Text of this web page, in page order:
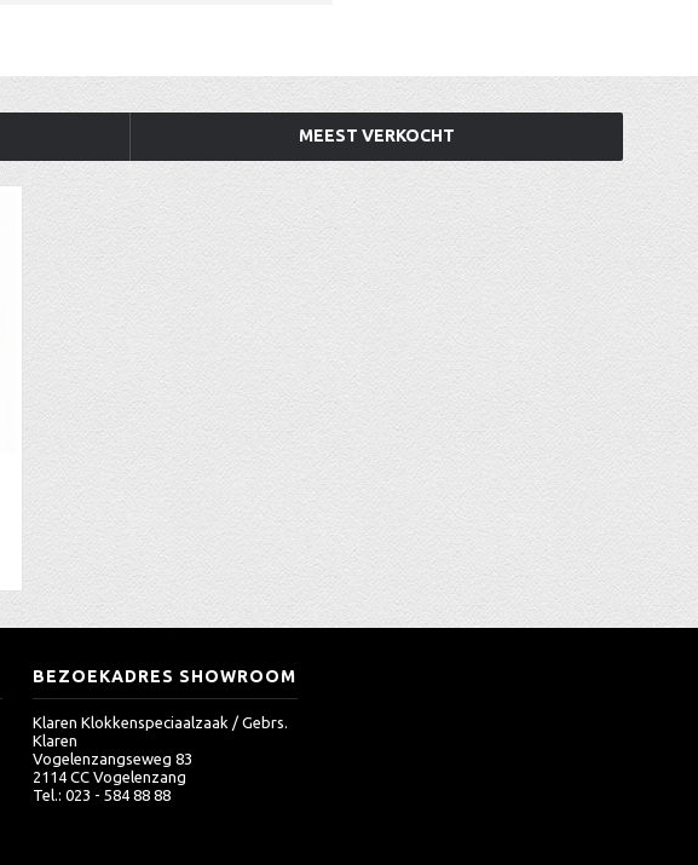
MEEST VERKOCHT
BEZOEKADRES SHOWROOM
Klaren Klokkenspeciaalzaak / Gebrs.
Klaren
Vogelenzangseweg 83
2114 CC Vogelenzang
Tel.: 023 - 584 88 88